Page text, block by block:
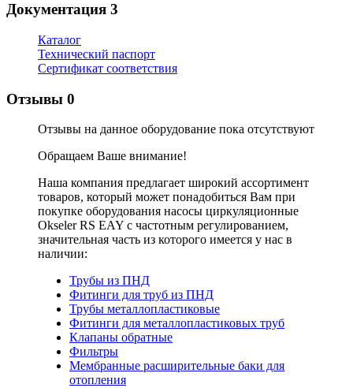
Документация 3
Каталог
Технический паспорт
Сертификат соответствия
Отзывы 0
Отзывы на данное оборудование пока отсутствуют
Обращаем Ваше внимание!
Наша компания предлагает широкий ассортимент
товаров, который может понадобиться Вам при
покупке оборудования насосы циркуляционные
Okseler RS EAY с частотным регулированием,
значительная часть из которого имеется у нас в
наличии:
Трубы из ПНД
Фитинги для труб из ПНД
Трубы металлопластиковые
Фитинги для металлопластиковых труб
Клапаны обратные
Фильтры
Мембранные расширительные баки для
отопления